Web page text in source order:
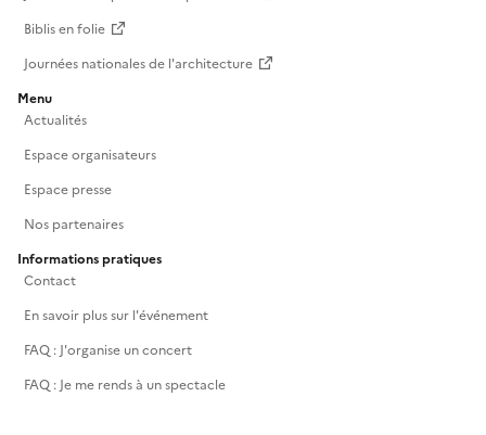
Biblis en folie
Journées nationales de l'architecture
Menu
Actualités
Espace organisateurs
Espace presse
Nos partenaires
Informations pratiques
Contact
En savoir plus sur l'événement
FAQ : J'organise un concert
FAQ : Je me rends à un spectacle